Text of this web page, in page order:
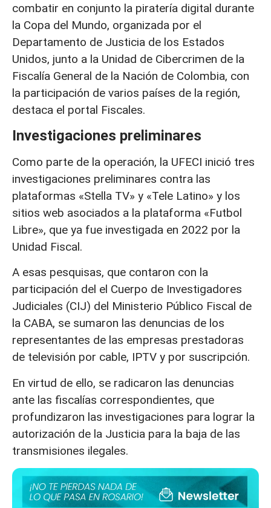
combatir en conjunto la piratería digital durante
la Copa del Mundo, organizada por el
Departamento de Justicia de los Estados
Unidos, junto a la Unidad de Cibercrimen de la
Fiscalía General de la Nación de Colombia, con
la participación de varios países de la región,
destaca el portal Fiscales.
Investigaciones preliminares
Como parte de la operación, la UFECI inició tres
investigaciones preliminares contra las
plataformas «Stella TV» y «Tele Latino» y los
sitios web asociados a la plataforma «Futbol
Libre», que ya fue investigada en 2022 por la
Unidad Fiscal.
A esas pesquisas, que contaron con la
participación del el Cuerpo de Investigadores
Judiciales (CIJ) del Ministerio Público Fiscal de
la CABA, se sumaron las denuncias de los
representantes de las empresas prestadoras
de televisión por cable, IPTV y por suscripción.
En virtud de ello, se radicaron las denuncias
ante las fiscalías correspondientes, que
profundizaron las investigaciones para lograr la
autorización de la Justicia para la baja de las
transmisiones ilegales.